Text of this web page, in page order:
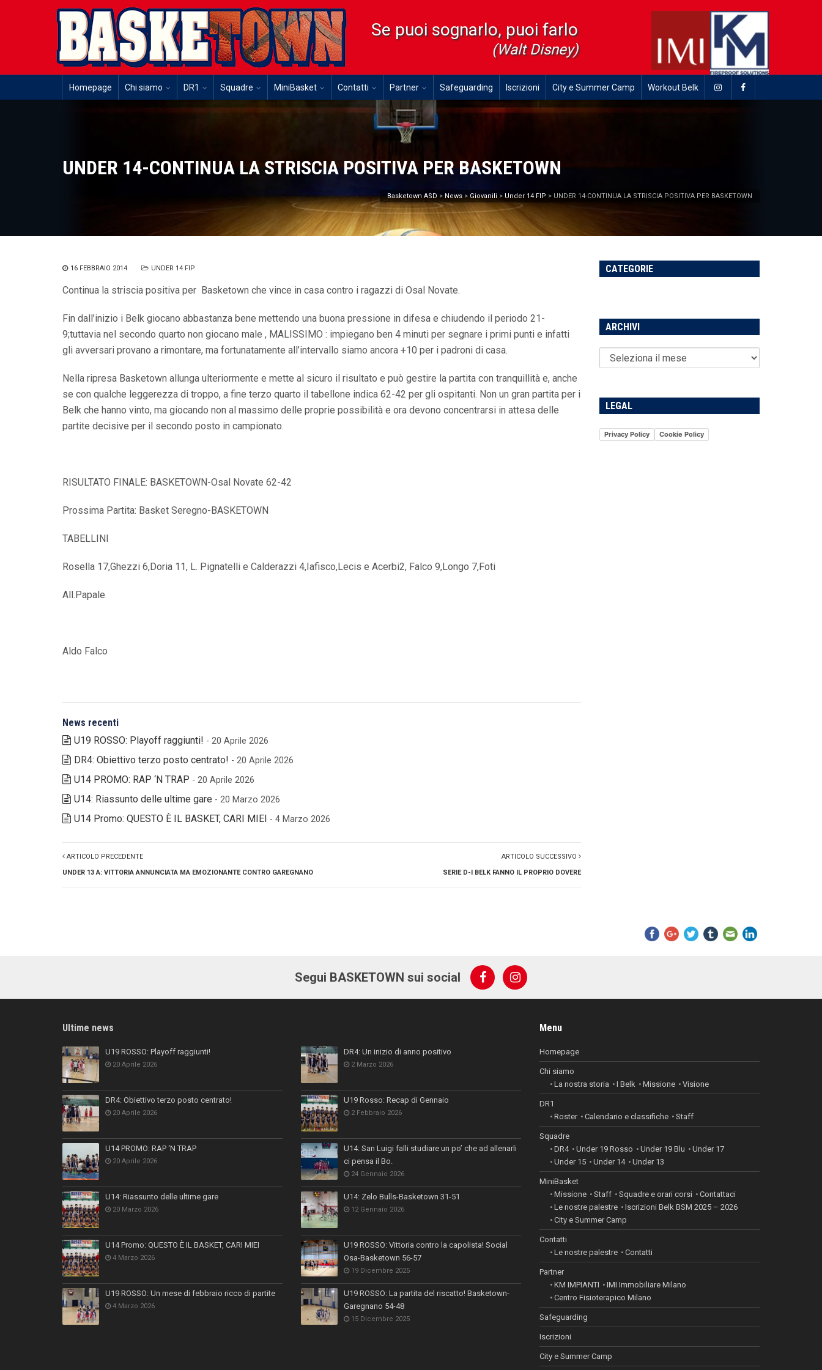
Se puoi sognarlo, puoi farlo
(Walt Disney)
Homepage Chi siamo DR1 Squadre MiniBasket Contatti Partner Safeguarding Iscrizioni City e Summer Camp Workout Belk
UNDER 14-CONTINUA LA STRISCIA POSITIVA PER BASKETOWN
Basketown ASD > News > Giovanili > Under 14 FIP > UNDER 14-CONTINUA LA STRISCIA POSITIVA PER BASKETOWN
16 FEBBRAIO 2014 UNDER 14 FIP
Continua la striscia positiva per Basketown che vince in casa contro i ragazzi di Osal Novate.
Fin dall’inizio i Belk giocano abbastanza bene mettendo una buona pressione in difesa e chiudendo il periodo 21-
9;tuttavia nel secondo quarto non giocano male , MALISSIMO : impiegano ben 4 minuti per segnare i primi punti e infatti
gli avversari provano a rimontare, ma fortunatamente all’intervallo siamo ancora +10 per i padroni di casa.
Nella ripresa Basketown allunga ulteriormente e mette al sicuro il risultato e può gestire la partita con tranquillità e, anche
se con qualche leggerezza di troppo, a fine terzo quarto il tabellone indica 62-42 per gli ospitanti. Non un gran partita per i
Belk che hanno vinto, ma giocando non al massimo delle proprie possibilità e ora devono concentrarsi in attesa delle
partite decisive per il secondo posto in campionato.
RISULTATO FINALE: BASKETOWN-Osal Novate 62-42
Prossima Partita: Basket Seregno-BASKETOWN
TABELLINI
Rosella 17,Ghezzi 6,Doria 11, L. Pignatelli e Calderazzi 4,Iafisco,Lecis e Acerbi2, Falco 9,Longo 7,Foti
All.Papale
Aldo Falco
News recenti
U19 ROSSO: Playoff raggiunti! - 20 Aprile 2026
DR4: Obiettivo terzo posto centrato! - 20 Aprile 2026
U14 PROMO: RAP ‘N TRAP - 20 Aprile 2026
U14: Riassunto delle ultime gare - 20 Marzo 2026
U14 Promo: QUESTO È IL BASKET, CARI MIEI - 4 Marzo 2026
ARTICOLO PRECEDENTE
UNDER 13 A: VITTORIA ANNUNCIATA MA EMOZIONANTE CONTRO GAREGNANO
ARTICOLO SUCCESSIVO
SERIE D-I BELK FANNO IL PROPRIO DOVERE
CATEGORIE
ARCHIVI
LEGAL
Privacy Policy Cookie Policy
Segui BASKETOWN sui social
Ultime news
U19 ROSSO: Playoff raggiunti!
20 Aprile 2026
DR4: Obiettivo terzo posto centrato!
20 Aprile 2026
U14 PROMO: RAP ‘N TRAP
20 Aprile 2026
U14: Riassunto delle ultime gare
20 Marzo 2026
U14 Promo: QUESTO È IL BASKET, CARI MIEI
4 Marzo 2026
U19 ROSSO: Un mese di febbraio ricco di partite
4 Marzo 2026
DR4: Un inizio di anno positivo
2 Marzo 2026
U19 Rosso: Recap di Gennaio
2 Febbraio 2026
U14: San Luigi falli studiare un po’ che ad allenarli
ci pensa il Bo.
24 Gennaio 2026
U14: Zelo Bulls-Basketown 31-51
12 Gennaio 2026
U19 ROSSO: Vittoria contro la capolista! Social
Osa-Basketown 56-57
19 Dicembre 2025
U19 ROSSO: La partita del riscatto! Basketown-
Garegnano 54-48
15 Dicembre 2025
Menu
Homepage
Chi siamo
La nostra storia
I Belk Missione Visione
DR1
Roster
Calendario e classifiche Staff
Squadre
DR4
Under 19 Rosso Under 19 Blu
Under 17
Under 15
Under 14 Under 13
MiniBasket
Missione
Staff Squadre e orari corsi
Contattaci
Le nostre palestre
Iscrizioni Belk BSM 2025 – 2026
City e Summer Camp
Contatti
Le nostre palestre
Contatti
Partner
KM IMPIANTI
IMI Immobiliare Milano
Centro Fisioterapico Milano
Safeguarding
Iscrizioni
City e Summer Camp